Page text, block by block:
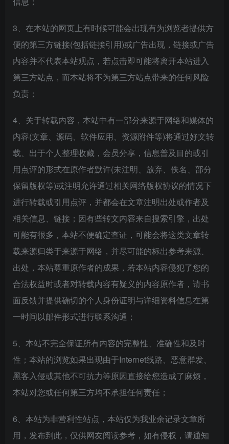
3、在本站的网页上有时候可能会出现有为浏览者提供方
便的第三方链接(包括链接引用)或广告出现，链接或广告
内容并不代表本站观点，若点击即可能将离开本站进入
第三方站点，而本站将不为第三方站点带来的任何风险
负责；
4、关于转载内容，本站中有一部分来源于网络和媒体的
内容(文章、源码、软件应用、资源附件等)将通过好文转
载、出于个人整理收藏，会员分享，信息普及目的或引
用点评的形式在原作者默许(未注明、放弃、佚名、部分
保留版权等)或注明允许通过相关网络版权协议的情况下
进行转载或引用点评，并都会在文章注明出处或作者及
相关信息、链接；因有些转文内容来自搜索引擎，出处
可能有很多，本站不便确定查证，可能会将这类文章转
载来源归类于来源于网络，并尽可能的标出参考来源、
出处，本站尊重原作者的成果，若本站内容侵犯了您的
合法权益时或者对转载内容有疑义的内容原作者，请书
面反馈并提供确切的个人身份证明与详细资料信息在第
一时间以邮件形式进行联系沟通；
5、本站不完全保证所有内容的完整性、准确性和及时
性；本站的浏览如果出现由于Internet线路、恶意群发、
黑客入侵或其他不可抗力等原因直接给您造成了麻烦，
本站对您或任何第三方均不承担任何责任；
6、本站为非营利性站点，本站仅为我业余记录文章所
用，发布到此，仅供网友阅读参考，如有侵权，请通知